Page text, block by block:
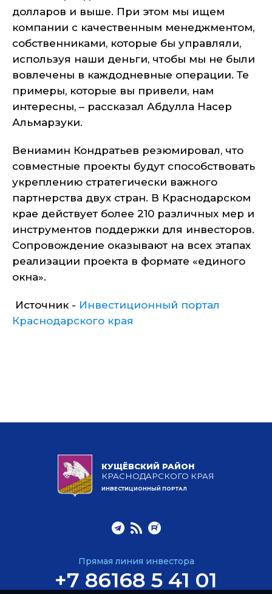
долларов и выше. При этом мы ищем
компании с качественным менеджментом,
собственниками, которые бы управляли,
используя наши деньги, чтобы мы не были
вовлечены в каждодневные операции. Те
примеры, которые вы привели, нам
интересны, – рассказал Абдулла Насер
Альмарзуки.
Вениамин Кондратьев резюмировал, что
совместные проекты будут способствовать
укреплению стратегически важного
партнерства двух стран. В Краснодарском
крае действует более 210 различных мер и
инструментов поддержки для инвесторов.
Сопровождение оказывают на всех этапах
реализации проекта в формате «единого
окна».
Источник - Инвестиционный портал
Краснодарского края
КУЩЁВСКИЙ РАЙОН
КРАСНОДАРСКОГО КРАЯ
ИНВЕСТИЦИОННЫЙ ПОРТАЛ
Прямая линия инвестора
+7 86168 5 41 01